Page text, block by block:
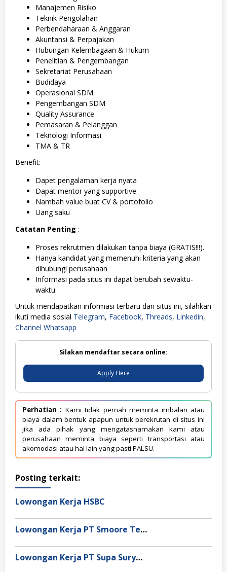
Manajemen Risiko
Teknik Pengolahan
Perbendaharaan & Anggaran
Akuntansi & Perpajakan
Hubungan Kelembagaan & Hukum
Penelitian & Pengembangan
Sekretariat Perusahaan
Budidaya
Operasional SDM
Pengembangan SDM
Quality Assurance
Pemasaran & Pelanggan
Teknologi Informasi
TMA & TR
Benefit:
Dapet pengalaman kerja nyata
Dapat mentor yang supportive
Nambah value buat CV & portofolio
Uang saku
Catatan Penting :
Proses rekrutmen dilakukan tanpa biaya (GRATIS!!!).
Hanya kandidat yang memenuhi kriteria yang akan
dihubungi perusahaan
Informasi pada situs ini dapat berubah sewaktu-
waktu
Untuk mendapatkan informasi terbaru dari situs ini, silahkan
ikuti media sosial Telegram, Facebook, Threads, Linkedin,
Channel Whatsapp
Silakan mendaftar secara online:
Apply Here
Perhatian : Kami tidak pernah meminta imbalan atau
biaya dalam bentuk apapun untuk perekrutan di situs ini
jika ada pihak yang mengatasnamakan kami atau
perusahaan meminta biaya seperti transportasi atau
akomodasi atau hal lain yang pasti PALSU.
Posting terkait:
Lowongan Kerja HSBC
Lowongan Kerja PT Smoore Technology Indonesia
Lowongan Kerja PT Supa Surya Niaga